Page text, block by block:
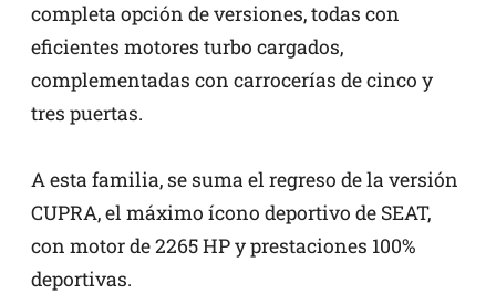
completa opción de versiones, todas con
eficientes motores turbo cargados,
complementadas con carrocerías de cinco y
tres puertas.
A esta familia, se suma el regreso de la versión
CUPRA, el máximo ícono deportivo de SEAT,
con motor de 2265 HP y prestaciones 100%
deportivas.